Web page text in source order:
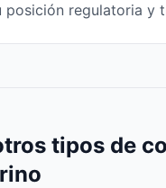
posición regulatoria y
tipos de